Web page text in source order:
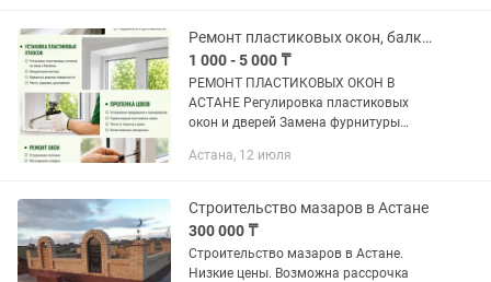
Ремонт пластиковых окон, балконы, витражи, замена стеклопакета
1 000 - 5 000 ₸
РЕМОНТ ПЛАСТИКОВЫХ ОКОН В
АСТАНЕ Регулировка пластиковых
окон и дверей Замена фурнитуры
замков, петель и навесов Замена
Астана, 12 июля
Строительство мазаров в Астане
300 000 ₸
Строительство мазаров в Астане.
Низкие цены. Возможна рассрочка